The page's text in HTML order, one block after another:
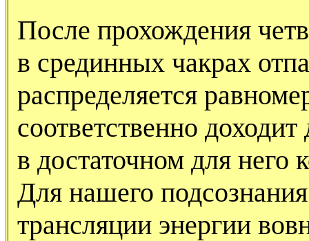
После прохождения
в срединных чакрах
распределяется
соответственно
в достаточном для него
Для нашего
трансляции энергии